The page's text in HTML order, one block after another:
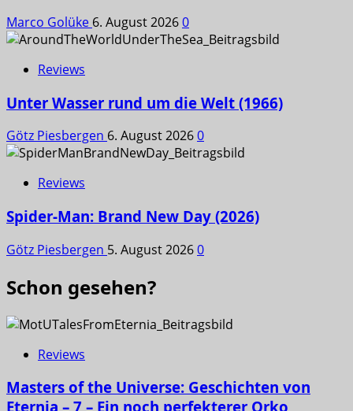
Marco Golüke 6. August 20260
Reviews
Unter Wasser rund um die Welt (1966)
Götz Piesbergen 6. August 20260
Reviews
Spider-Man: Brand New Day (2026)
Götz Piesbergen 5. August 20260
Schon gesehen?
Reviews
Masters of the Universe: Geschichten von
Eternia – 7 – Ein noch perfekterer Orko